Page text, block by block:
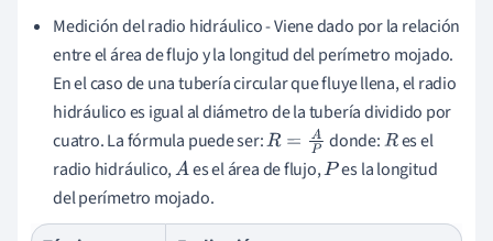
Medición del radio hidráulico - Viene dado por la relación
entre el área de flujo y la longitud del perímetro mojado.
En el caso de una tubería circular que fluye llena, el radio
hidráulico es igual al diámetro de la tubería dividido por
cuatro. La fórmula puede ser:R= AP donde:R es el
radio hidráulico,A es el área de flujo,P es la longitud
del perímetro mojado.